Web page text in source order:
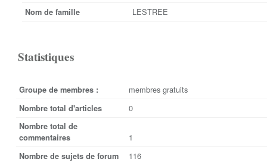
Nom de famille LESTREE
Statistiques
Groupe de membres : membres gratuits
Nombre total d'articles 0
Nombre total de
commentaires
1
Nombre de sujets de forum 116